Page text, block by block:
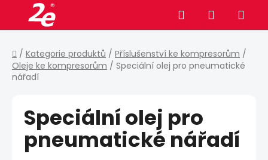
obsah
Hledat NÁKUPNÍ
KOŠÍK
Domů
/ Kategorie produktů / Příslušenství ke kompresorům /
Oleje ke kompresorům / Speciální olej pro pneumatické
nářadí
Speciální olej pro
pneumatické nářadí